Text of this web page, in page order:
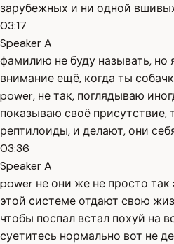
зарубежных и ни одной
03:17
Speaker A
фамилию не буду называть, но
внимание ещё, когда ты
power, не так, поглядываю
показываю своё присутствие,
рептилоиды, и делают, они
03:36
Speaker A
power не они же не просто
этой системе отдают свою
чтобы поспал встал похуй на
суетитесь нормально вот не